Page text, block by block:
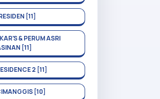
[11]
& PERUM ASRI
[11]
2 [11]
[10]